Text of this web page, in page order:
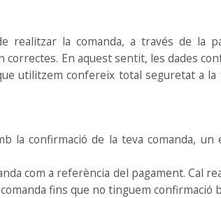
la comanda, a través de la
En aquest sentit, les dades
utilitzem confereix total seguretat a
la confirmació de la teva comanda,
com a referència del pagament. Cal
fins que no tinguem confirmació